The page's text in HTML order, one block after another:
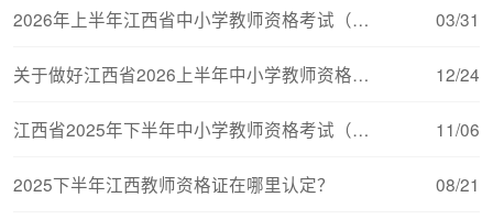
2026年上半年江西省中小学教师资格考试（面试） 03/31
关于做好江西省2026上半年中小学教师资格考试（ 12/24
江西省2025年下半年中小学教师资格考试（笔试） 11/06
2025下半年江西教师资格证在哪里认定？ 08/21